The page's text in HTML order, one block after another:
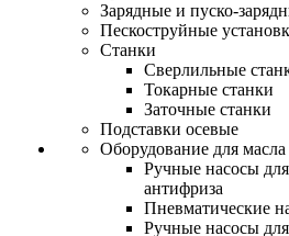
Зарядные и пуско-
Пескоструйные
Станки
Сверлильные
Токарные станки
Заточные станки
Подставки осевые
Оборудование для масла
Ручные насосы
антифриза
Пневматические
Ручные насосы